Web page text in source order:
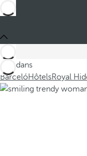
Ces dans
BarcelóHôtelsRoyal